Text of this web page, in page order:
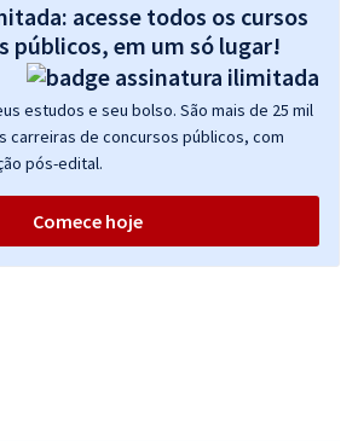
acesse todos os cursos
públicos, em um só lugar!
estudos e seu bolso. São mais de 25 mil
carreiras de concursos públicos, com
pós-edital.
Comece hoje